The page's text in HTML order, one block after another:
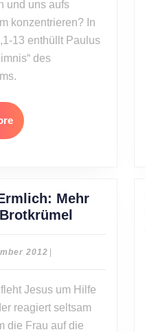
und uns aufs
konzentrieren? In
13 enthüllt Paulus
des
Read
More
Mehr
Henrik
Brotkrümel
20124.
Jesus um Hilfe
reagiert seltsam
die Frau auf die